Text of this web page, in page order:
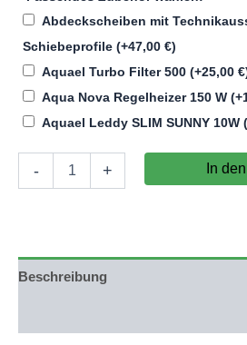
Abdeckscheiben mit
Schiebeprofile (+47,00 €)
Aquael Turbo Filter 500 (+25,00 €
Aqua Nova Regelheizer 150 W (+
Aquael Leddy SLIM SUNNY 10W
-
Aquarium
80x40x26cm
Lager)
+ In
Beschreibung